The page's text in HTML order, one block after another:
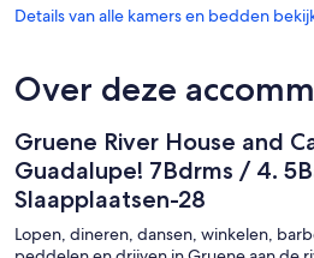
Details van alle kamers en bedden
Over deze
Gruene River House and
Guadalupe! 7Bdrms / 4.
Slaapplaatsen-28
Lopen, dineren, dansen, winkelen,